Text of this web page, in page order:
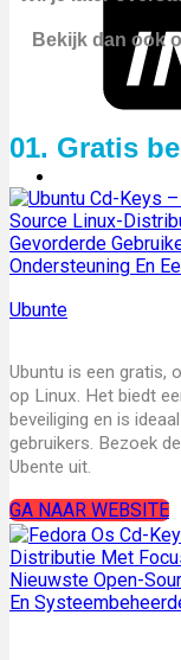
Bekijk dan ook
01. Gratis
Ubunte
Ubuntu is een gratis,
op Linux. Het biedt
beveiliging en is
gebruikers. Bezoek
Ubente uit.
GA NAAR WEBSITE